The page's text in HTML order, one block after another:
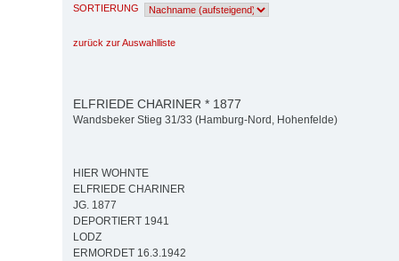
SORTIERUNG
zurück zur Auswahlliste
ELFRIEDE CHARINER * 1877
Wandsbeker Stieg 31/33 (Hamburg-Nord, Hohenfelde)
HIER WOHNTE
ELFRIEDE CHARINER
JG. 1877
DEPORTIERT 1941
LODZ
ERMORDET 16.3.1942